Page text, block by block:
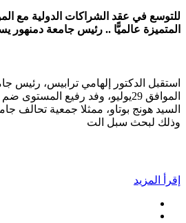
للتوسع في عقد الشراكات الدولية مع
المتميزة عالميًّا .. رئيس جامعة دمنهور
استقبل الدكتور إلهامي ترابيس، رئيس
الموافق 29يوليو، وفد رفيع
السيد هونج بوتاو، ممثلا جمعية تحالف
وذلك لبحث سبل الت
إقرأ المزيد